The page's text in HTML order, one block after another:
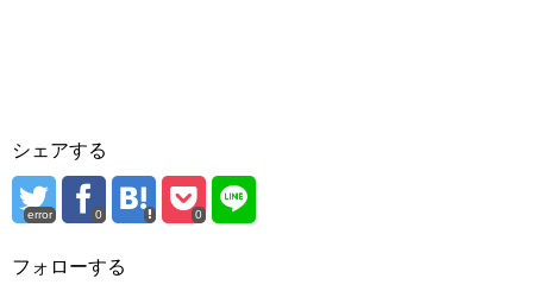
シェアする
error 0 0
フォローする